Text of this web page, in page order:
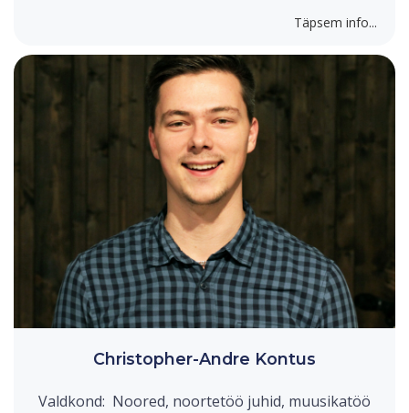
Täpsem info...
Christopher-Andre Kontus
Valdkond: Noored, noortetöö juhid, muusikatöö